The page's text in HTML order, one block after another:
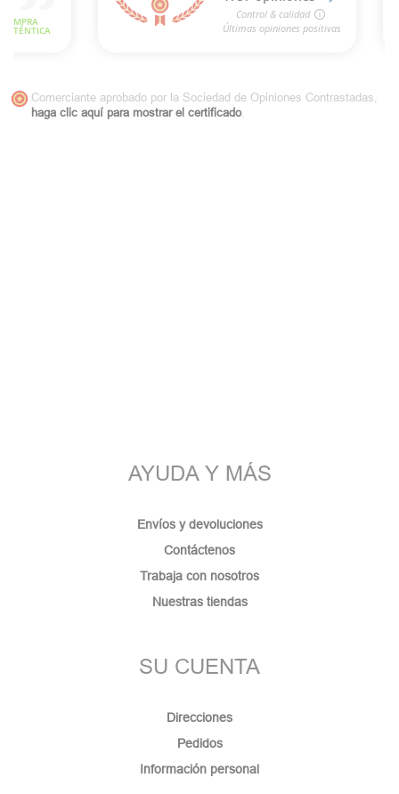
Comerciante aprobado por la Sociedad de Opiniones Contrastadas,
haga clic aquí para mostrar el certificado.
AYUDA Y MÁS
Envíos y devoluciones
Contáctenos
Trabaja con nosotros
Nuestras tiendas
SU CUENTA
Direcciones
Pedidos
Información personal